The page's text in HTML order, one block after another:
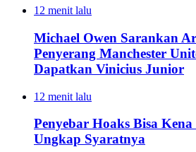
12 menit lalu
Michael Owen Sarankan
Penyerang Manchester
Dapatkan Vinicius Junior
12 menit lalu
Penyebar Hoaks Bisa
Ungkap Syaratnya